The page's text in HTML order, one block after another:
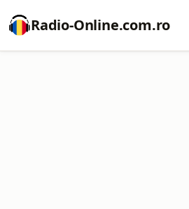
Radio-Online.com.ro